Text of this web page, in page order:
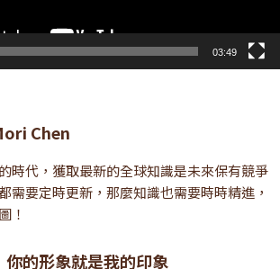
03:49
Chen
時代，獲取最新的全球知識是未來保有競爭
需要定時更新，那麼知識也需要時時精進，
！
的形象就是我的印象